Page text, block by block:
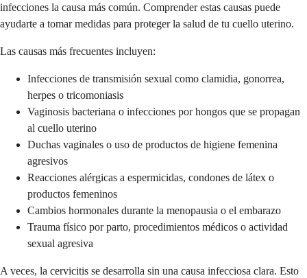
infecciones la causa más común. Comprender estas causas puede
ayudarte a tomar medidas para proteger la salud de tu cuello uterino.
Las causas más frecuentes incluyen:
Infecciones de transmisión sexual como clamidia, gonorrea,
herpes o tricomoniasis
Vaginosis bacteriana o infecciones por hongos que se propagan
al cuello uterino
Duchas vaginales o uso de productos de higiene femenina
agresivos
Reacciones alérgicas a espermicidas, condones de látex o
productos femeninos
Cambios hormonales durante la menopausia o el embarazo
Trauma físico por parto, procedimientos médicos o actividad
sexual agresiva
A veces, la cervicitis se desarrolla sin una causa infecciosa clara. Esto